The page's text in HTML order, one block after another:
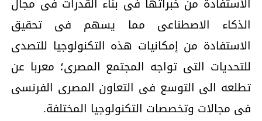
الذكاء الاصطناعى مما يسهم فى تحقيق
الاستفادة من إمكانيات هذه التكنولوجيا للتصدى
للتحديات التى تواجه المجتمع المصرى؛ معربا عن
تطلعه الى التوسع فى التعاون المصرى الفرنسى
فى مجالات وتخصصات التكنولوجيا المختلفة.